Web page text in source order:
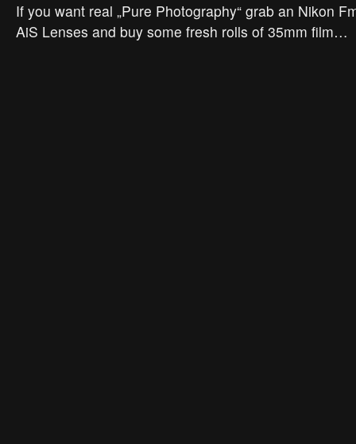
If you want real „Pure Photography“ grab an Nikon
AiS Lenses and buy some fresh rolls of 35mm film…